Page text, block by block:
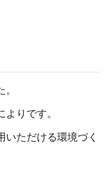
りです。
ただける環境づく